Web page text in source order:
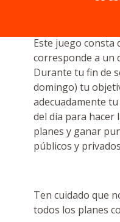
Este juego consta
corresponde a un
Durante tu fin de
domingo) tu
adecuadamente
del día para hacer
planes y ganar
públicos y privados
Ten cuidado que
todos los planes